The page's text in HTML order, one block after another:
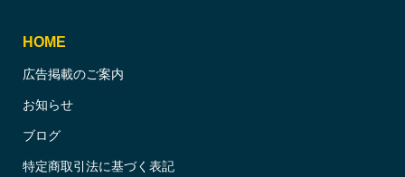
HOME
広告掲載のご案内
お知らせ
ブログ
特定商取引法に基づく表記